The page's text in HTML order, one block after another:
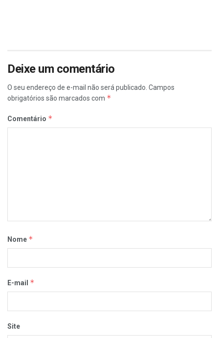
Deixe um comentário
O seu endereço de e-mail não será publicado. Campos
obrigatórios são marcados com *
Comentário *
Nome *
E-mail *
Site